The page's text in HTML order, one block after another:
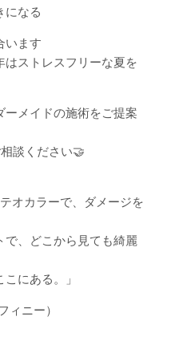
になる
います️
はストレスフリーな夏を
ーメイドの施術をご提案
談ください🤝
オカラーで、ダメージを
で、どこから見ても綺麗
にある。」
ィニー）